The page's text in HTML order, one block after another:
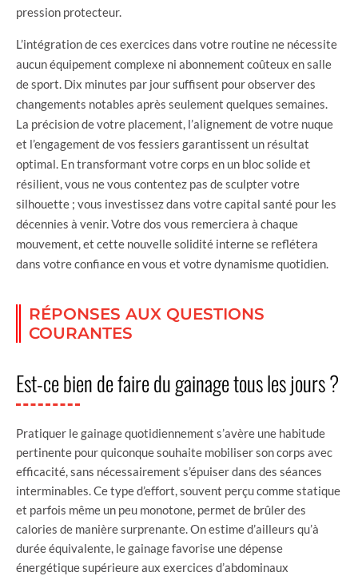
pression protecteur.
L’intégration de ces exercices dans votre routine ne nécessite
aucun équipement complexe ni abonnement coûteux en salle
de sport. Dix minutes par jour suffisent pour observer des
changements notables après seulement quelques semaines.
La précision de votre placement, l’alignement de votre nuque
et l’engagement de vos fessiers garantissent un résultat
optimal. En transformant votre corps en un bloc solide et
résilient, vous ne vous contentez pas de sculpter votre
silhouette ; vous investissez dans votre capital santé pour les
décennies à venir. Votre dos vous remerciera à chaque
mouvement, et cette nouvelle solidité interne se reflétera
dans votre confiance en vous et votre dynamisme quotidien.
RÉPONSES AUX QUESTIONS
COURANTES
Est-ce bien de faire du gainage tous les jours ?
Pratiquer le gainage quotidiennement s’avère une habitude
pertinente pour quiconque souhaite mobiliser son corps avec
efficacité, sans nécessairement s’épuiser dans des séances
interminables. Ce type d’effort, souvent perçu comme statique
et parfois même un peu monotone, permet de brûler des
calories de manière surprenante. On estime d’ailleurs qu’à
durée équivalente, le gainage favorise une dépense
énergétique supérieure aux exercices d’abdominaux